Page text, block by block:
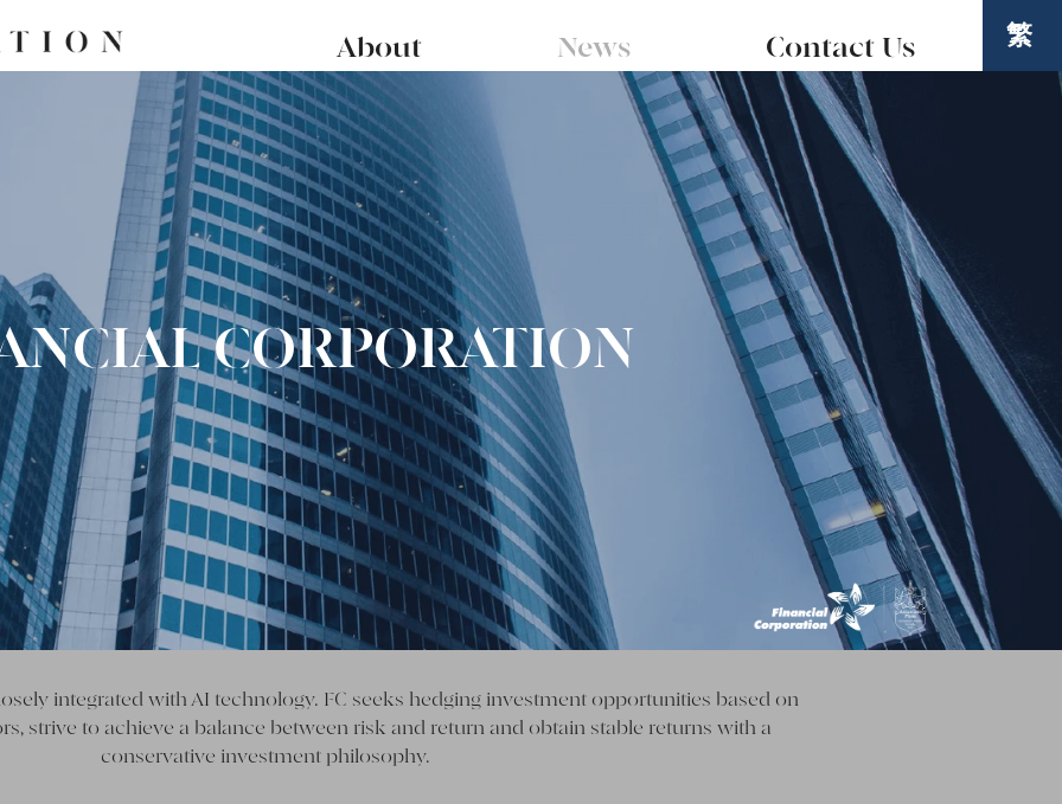
About News Contact Us 繁
CORPORATION
integrated with AI technology. FC seeks hedging investment opportunities based on
strive to achieve a balance between risk and return and obtain stable returns with a
conservative investment philosophy.